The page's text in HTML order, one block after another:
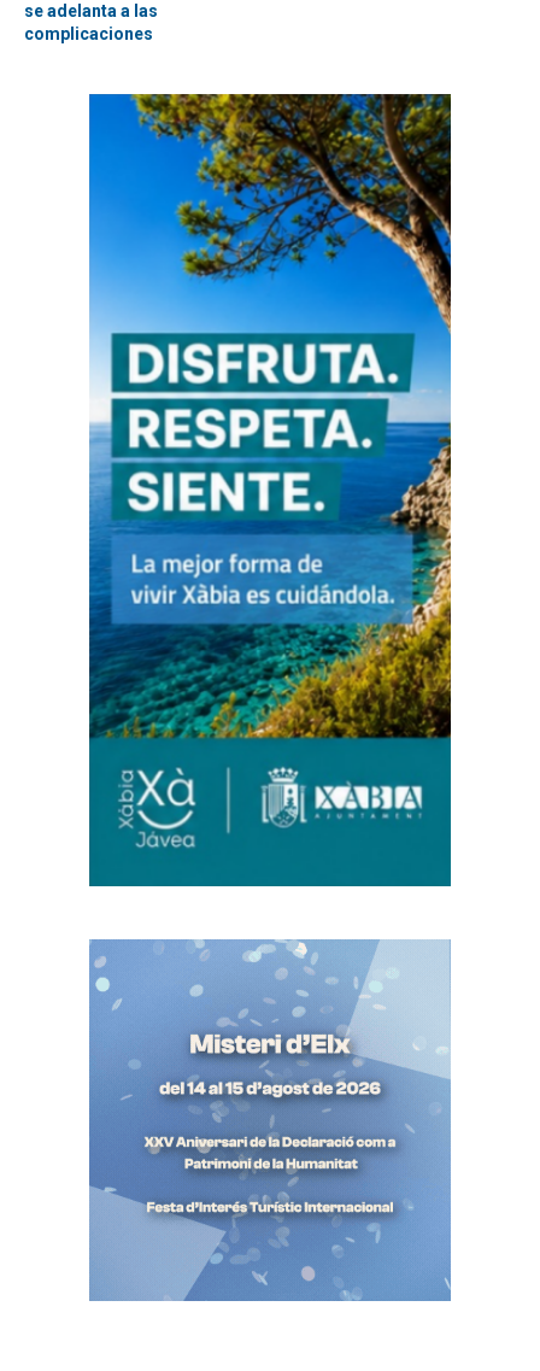
se adelanta a las
complicaciones